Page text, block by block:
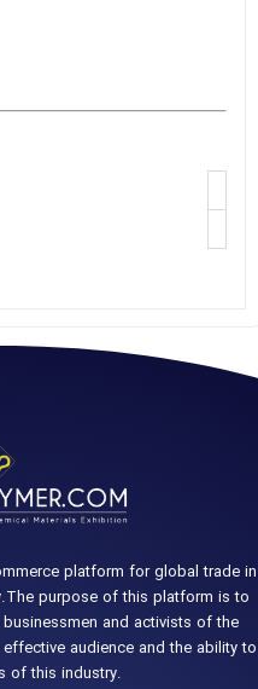
platform for global trade in
purpose of this platform is to
and activists of the
audience and the ability to
of this industry.